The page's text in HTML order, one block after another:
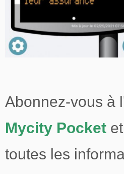
Abonnez-vous à
Mycity Pocket
toutes les